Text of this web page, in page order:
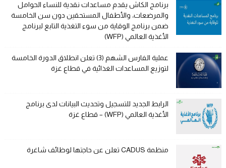
برنامج الكاش يقدم مساعدات نقدية للنساء الحوامل
والمرضعات، والأطفال المستحقين دون سن الخامسة
ضمن برنامج الوقاية من سوء التغذية التابع لبرنامج
الأغذية العالمي (WFP)
عملية الفارس الشهم (3) تعلن انطلاق الدورة الخامسة
لتوزيع المساعدات الغذائية في قطاع غزة
الرابط الجديد للتسجيل وتحديث البيانات لدى برنامج
الأغذية العالمي (WFP) – قطاع غزة
منظمة CADUS تعلن عن حاجتها لوظائف شاغرة